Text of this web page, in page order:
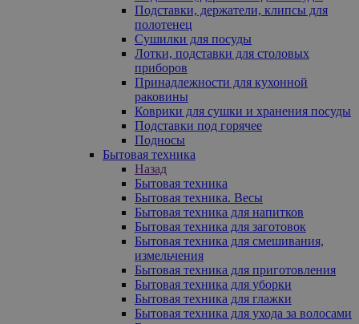
Подставки, держатели, клипсы для
полотенец
Сушилки для посуды
Лотки, подставки для столовых
приборов
Принадлежности для кухонной
раковины
Коврики для сушки и хранения посуды
Подставки под горячее
Подносы
Бытовая техника
Назад
Бытовая техника
Бытовая техника. Весы
Бытовая техника для напитков
Бытовая техника для заготовок
Бытовая техника для смешивания,
измельчения
Бытовая техника для приготовления
Бытовая техника для уборки
Бытовая техника для глажки
Бытовая техника для ухода за волосами